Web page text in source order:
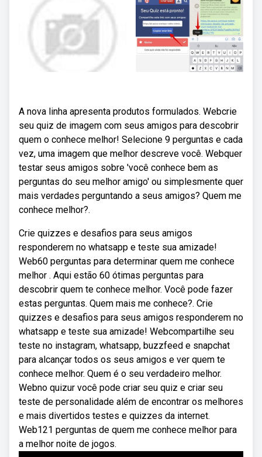
A nova linha apresenta produtos formulados. Webcrie
seu quiz de imagem com seus amigos para descobrir
quem o conhece melhor! Selecione 9 perguntas e cada
vez, uma imagem que melhor descreve você. Webquer
testar seus amigos sobre 'você conhece bem as
perguntas do seu melhor amigo' ou simplesmente quer
mais verdades perguntando a seus amigos? Quem me
conhece melhor?.
Crie quizzes e desafios para seus amigos
responderem no whatsapp e teste sua amizade!
Web60 perguntas para determinar quem me conhece
melhor ️. Aqui estão 60 ótimas perguntas para
descobrir quem te conhece melhor. Você pode fazer
estas perguntas. Quem mais me conhece?. Crie
quizzes e desafios para seus amigos responderem no
whatsapp e teste sua amizade! Webcompartilhe seu
teste no instagram, whatsapp, buzzfeed e snapchat
para alcançar todos os seus amigos e ver quem te
conhece melhor. Quem é o seu verdadeiro melhor.
Webno quizur você pode criar seu quiz e criar seu
teste de personalidade além de encontrar os melhores
e mais divertidos testes e quizzes da internet.
Web121 perguntas de quem me conhece melhor para
a melhor noite de jogos.